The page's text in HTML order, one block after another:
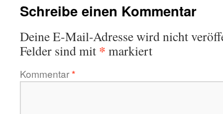
Schreibe einen Kommentar
Deine E-Mail-Adresse wird nicht
Felder sind mit * markiert
Kommentar*